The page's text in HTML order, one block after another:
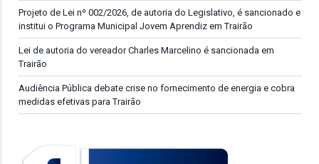
Projeto de Lei nº 002/2026, de autoria do Legislativo, é sancionado e
institui o Programa Municipal Jovem Aprendiz em Trairão
Lei de autoria do vereador Charles Marcelino é sancionada em
Trairão
Audiência Pública debate crise no fornecimento de energia e cobra
medidas efetivas para Trairão